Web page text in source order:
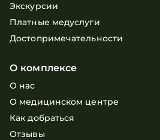
Экскурсии
Платные медуслуги
Достопримечательности
О комплексе
О нас
О медицинском центре
Как добраться
Отзывы